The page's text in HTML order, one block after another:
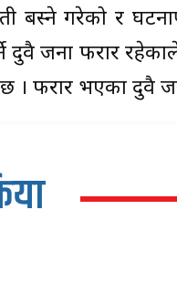
बस्ने गरेको र
दुवै जना फरार
। फरार भएका दुवै